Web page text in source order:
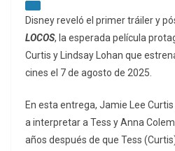
Disney reveló el primer tráiler y
LOCOS, la esperada película
Curtis y Lindsay Lohan que
cines el 7 de agosto de 2025.
En esta entrega, Jamie Lee
a interpretar a Tess y Anna
años después de que Tess